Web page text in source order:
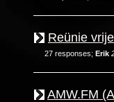
Reünie
27 responses; Erik
AMW.FM